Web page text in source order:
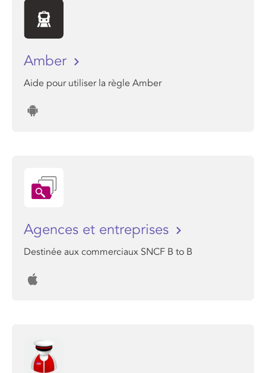
Amber
Aide pour utiliser la règle Amber
Agences et entreprises
Destinée aux commerciaux SNCF B to B